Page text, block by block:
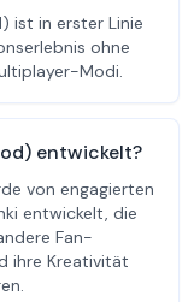
ist in erster Linie
ohne
Modi.
entwickelt?
von engagierten
entwickelt, die
Fan-
ihre Kreativität